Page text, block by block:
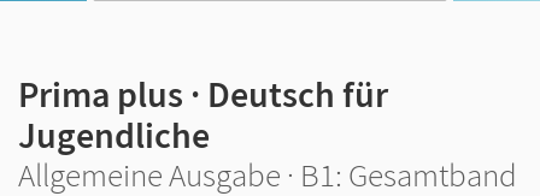
Prima plus · Deutsch für
Jugendliche
Allgemeine Ausgabe · B1: Gesamtband